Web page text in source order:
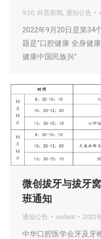
9·20 科普新闻 通知公告
2022年9月20日是第34
题是“口腔健康 全身健
健康中国民族兴”
微创拔牙与拔牙
班通知
通知公告 cndent 2022
中华口腔医学会牙及牙